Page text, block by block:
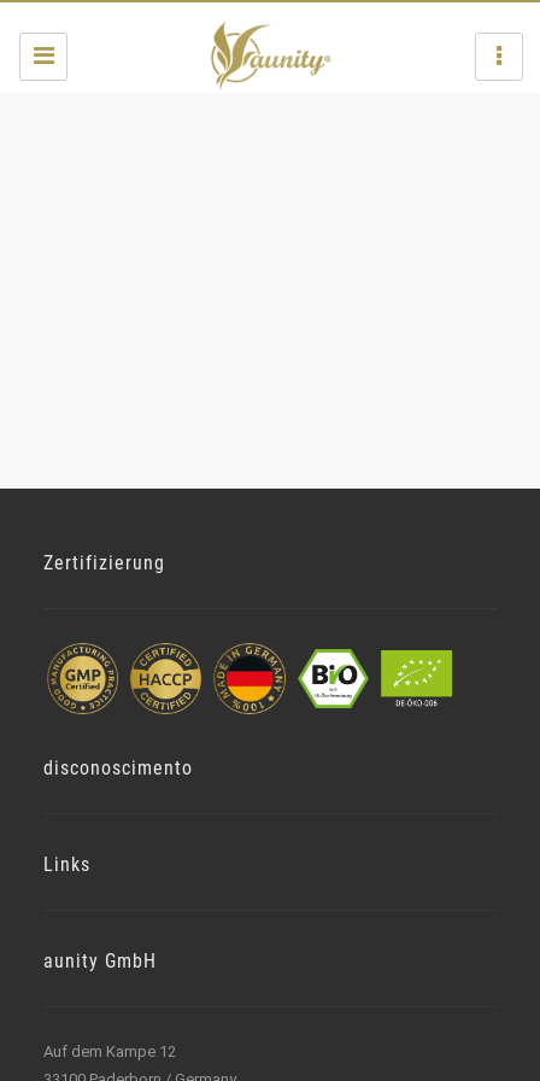
Zertifizierung
disconoscimento
Links
aunity GmbH
Auf dem Kampe 12